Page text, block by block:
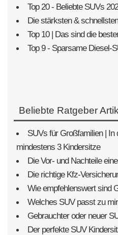
Top 20 - Beliebte SUVs
Die stärksten &
Top 10 | Das sind die
Top 9 - Sparsame Diesel-
Beliebte Ratgeber
SUVs für Großfamilien | In
mindestens 3 Kindersitze
Die Vor- und Nachteile
Die richtige Kfz-
Wie empfehlenswert sind
Welches SUV passt zu
Gebrauchter oder neuer
Der perfekte SUV